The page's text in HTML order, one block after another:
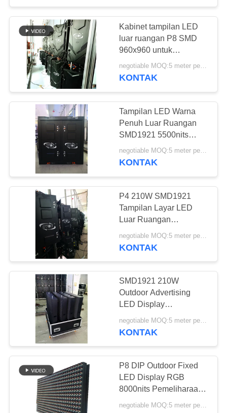
PETA
SITUS
KEBIJAKAN
PRIBADI
Tampilan LED Pitch
yang bagus
Tampilan LED sewa
luar ruangan
67
Tampilan LED sewa
dalam ruangan
Layar iklan LED luar
ruangan
57
Kabinet tampilan LED
luar ruangan P8 SMD
960x960 untuk
periklanan di pusat
perbelanjaan/gedung
negotiable MOQ:5 meter persegi
KONTAK
Tampilan LED Warna
Penuh Luar Ruangan
SMD1921 5500nits
960x960mm P4
negotiable MOQ:5 meter persegi
KONTAK
P4 210W SMD1921
Tampilan Layar LED
Luar Ruangan
320x160mm kabinet
melengkung
KONTAK
SMD1921 210W
Outdoor Advertising
LED Display
320x160mm Lemari
Lengkung
negotiable MOQ:5 meter persegi
KONTAK
P8 DIP Outdoor Fixed
LED Display RGB
8000nits Pemeliharaan
Depan
negotiable MOQ:5 meter persegi